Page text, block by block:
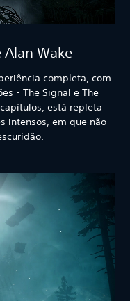
Wake
completa, com
- The Signal e The
está repleta
intensos, em que não